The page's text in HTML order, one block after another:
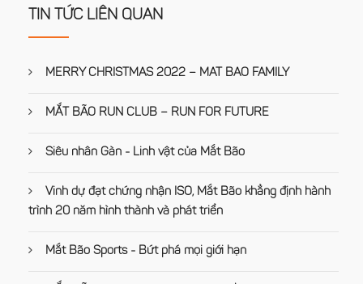
TIN TỨC LIÊN QUAN
MERRY CHRISTMAS 2022 – MAT BAO FAMILY
MẮT BÃO RUN CLUB – RUN FOR FUTURE
Siêu nhân Gàn - Linh vật của Mắt Bão
Vinh dự đạt chứng nhận ISO, Mắt Bão khẳng định hành
trình 20 năm hình thành và phát triển
Mắt Bão Sports - Bứt phá mọi giới hạn